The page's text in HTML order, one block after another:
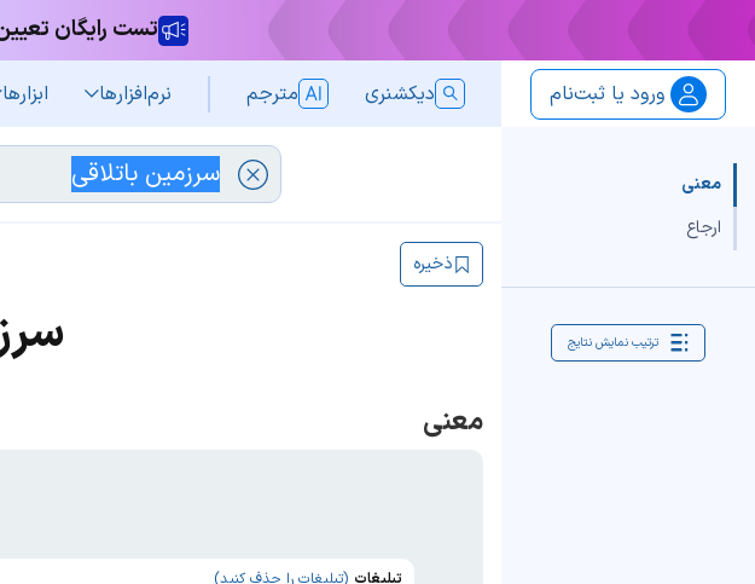
تست رایگان
ورود یا ثبت‌نام دیکشنری مترجم نرم‌افزار‌ها ابزارها
معنی
ارجاع
ترتیب نمایش نتایج
ذخیره
معنی
تبلیغات (تبلیغات را حذف کنید)